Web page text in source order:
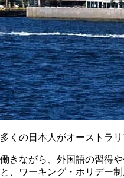
多くの日本人がオーストラ
働きながら、外国語の習得
と、ワーキング・ホリデー